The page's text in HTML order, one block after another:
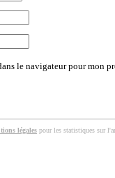
le navigateur pour mon
légales pour les statistiques sur